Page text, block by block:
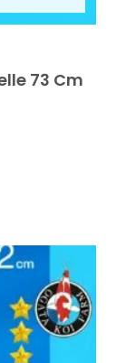
73 Cm